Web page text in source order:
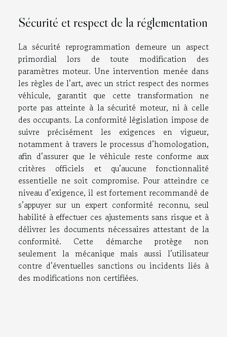
Sécurité et respect de la réglementation
La sécurité reprogrammation demeure un aspect
primordial lors de toute modification des
paramètres moteur. Une intervention menée dans
les règles de l’art, avec un strict respect des normes
véhicule, garantit que cette transformation ne
porte pas atteinte à la sécurité moteur, ni à celle
des occupants. La conformité législation impose de
suivre précisément les exigences en vigueur,
notamment à travers le processus d’homologation,
afin d’assurer que le véhicule reste conforme aux
critères officiels et qu’aucune fonctionnalité
essentielle ne soit compromise. Pour atteindre ce
niveau d’exigence, il est fortement recommandé de
s’appuyer sur un expert conformité reconnu, seul
habilité à effectuer ces ajustements sans risque et à
délivrer les documents nécessaires attestant de la
conformité. Cette démarche protège non
seulement la mécanique mais aussi l’utilisateur
contre d’éventuelles sanctions ou incidents liés à
des modifications non certifiées.